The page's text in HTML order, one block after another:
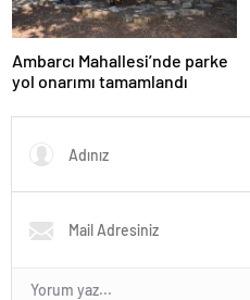
Ambarcı Mahallesi’nde parke
yol onarımı tamamlandı